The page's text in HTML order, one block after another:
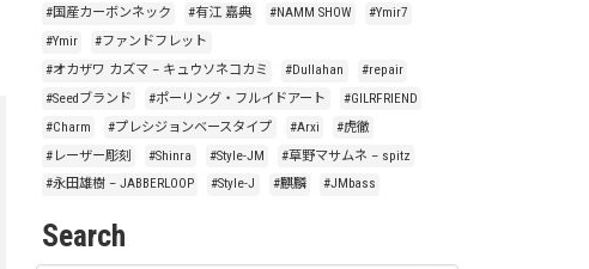
#国産カーボンネック
#有江 嘉典 #NAMM SHOW
#Ymir7
#Ymir
#ファンドフレット
#オカザワ カズマ – キュウソネコカミ
#Dullahan
#repair
#Seedブランド
#ポーリング・フルイドアート
#GILRFRIEND
#Charm
#プレシジョンベースタイプ #Arxi
#虎徹
#レーザー彫刻
#Shinra #Style-JM
#草野マサムネ – spitz
#永田雄樹 – JABBERLOOP
#Style-J #麒麟 #JMbass
Search